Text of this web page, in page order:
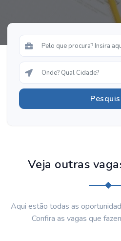
Veja outras
Aqui estão todas as
Confira as vagas que